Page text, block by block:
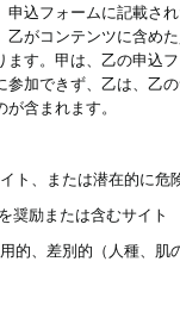
込フォームに記載さ
がコンテンツに含め
す。甲は、乙の申込
加できず、乙は、乙
含まれます。
ト、または潜在的に
奨励または含むサイト
的、差別的（人種、